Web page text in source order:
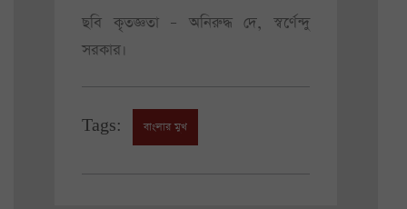
ছবি কৃতজ্ঞতা – অনিরুদ্ধ দে, স্বর্ণেন্দু
সরকার।
Tags: বাংলার মুখ